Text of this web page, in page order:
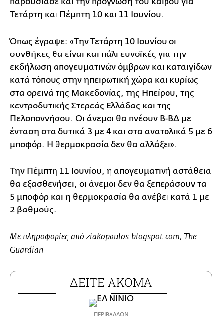
παρουσίασε και την πρόγνωση του καιρού για
Τετάρτη και Πέμπτη 10 και 11 Ιουνίου.
Όπως έγραψε: «Την Τετάρτη 10 Ιουνίου οι
συνθήκες θα είναι και πάλι ευνοϊκές για την
εκδήλωση απογευματινών όμβρων και καταιγίδων
κατά τόπους στην ηπειρωτική χώρα και κυρίως
στα ορεινά της Μακεδονίας, της Ηπείρου, της
κεντροδυτικής Στερεάς Ελλάδας και της
Πελοποννήσου. Οι άνεμοι θα πνέουν Β-ΒΔ με
ένταση στα δυτικά 3 με 4 και στα ανατολικά 5 με 6
μποφόρ. Η θερμοκρασία δεν θα αλλάξει».
Την Πέμπτη 11 Ιουνίου, η απογευματινή αστάθεια
θα εξασθενήσει, οι άνεμοι δεν θα ξεπεράσουν τα
5 μποφόρ και η θερμοκρασία θα ανέβει κατά 1 με
2 βαθμούς.
Με πληροφορίες από ziakopoulos.blogspot.com, The
Guardian
ΔΕΙΤΕ ΑΚΟΜΑ
ΠΕΡΙΒΑΛΛΟΝ